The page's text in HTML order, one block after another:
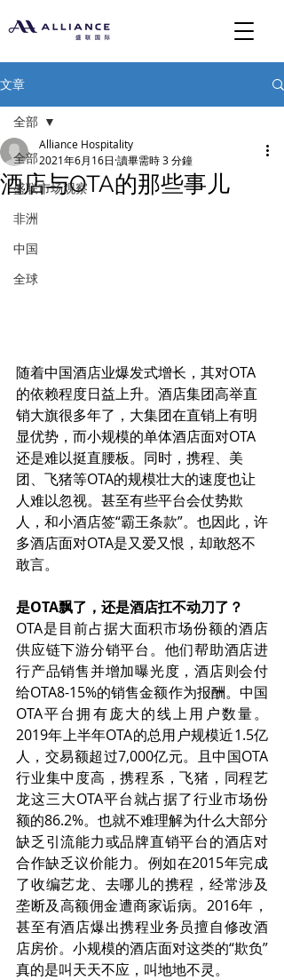
文章
全部
盛联市场观察
非洲
中国
全球
全部
酒店与OTA的那些事儿
Alliance Hospitality
2021年6月16日 讀畢需時 3 分鐘
随着中国酒店业爆发式增长，其对OTA
的依赖程度日益上升。酒店集团高举直
销大旗很多年了，大集团在直销上有明
显优势，而小规模的单体酒店面对OTA
还是难以挺直腰板。同时，携程、美
团、飞猪等OTA的规模壮大的速度也让
人难以忽视。甚至有些平台会仗势欺
人，和小酒店签“霸王条款”。也因此，许
多酒店面对OTA是又爱又恨，却敢怒不
敢言。
是OTA飘了，还是酒店扛不动刀了？
OTA是目前占据大面积市场份额的酒店
供应链下游分销平台。他们帮助酒店进
行产品销售并增加曝光度，酒店则会付
给OTA8-15%的销售金额作为报酬。中国
OTA平台拥有庞大的线上用户数量。
2019年上半年OTA的总用户规模近1.5亿
人，交易额超过7,000亿元。且中国OTA
行业集中度高，携程系，飞猪，同程艺
龙这三大OTA平台就占据了行业市场份
额的86.2%。也就不难理解为什么大部分
缺乏引流能力或品牌直销平台的酒店对
合作缺乏议价能力。例如在2015年完成
了收编艺龙、去哪儿的携程，经常涉及
垄断及高额佣金遭商家诟病。2016年，
甚至有酒店爆出携程业务员擅自修改酒
店房价。小规模的酒店面对这类的“欺负”
真的是叫天天不应，叫地地不灵。